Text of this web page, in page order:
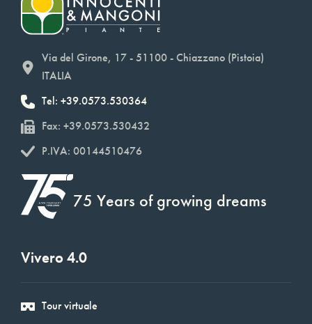
Via del Girone, 17 - 51100 - Chiazzano (Pistoia)
ITALIA
Tel: +39.0573.530364
Fax: +39.0573.530432
P.IVA: 00144510476
75 Years of growing dreams
Vivero 4.0
Tour virtuale